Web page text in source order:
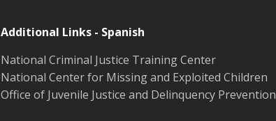
Additional Links - Spanish
National Criminal Justice Training Center
National Center for Missing and Exploited Children
Office of Juvenile Justice and Delinquency Prevention